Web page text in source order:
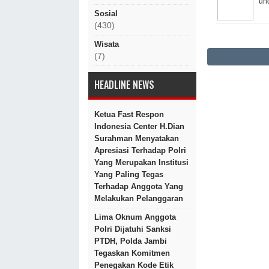
Sosial
(430)
Wisata
(7)
HEADLINE NEWS
Ketua Fast Respon
Indonesia Center H.Dian
Surahman Menyatakan
Apresiasi Terhadap Polri
Yang Merupakan Institusi
Yang Paling Tegas
Terhadap Anggota Yang
Melakukan Pelanggaran
Lima Oknum Anggota
Polri Dijatuhi Sanksi
PTDH, Polda Jambi
Tegaskan Komitmen
Penegakan Kode Etik